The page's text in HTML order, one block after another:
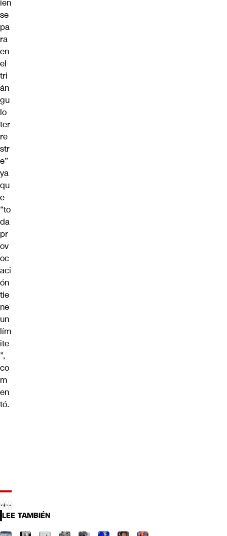
ien
se
pa
ra
en
el
tri
án
gu
lo
ter
re
str
e”
ya
qu
e
“to
da
pr
ov
oc
aci
ón
tie
ne
un
lím
ite
”,
co
m
en
tó.
LEE TAMBIÉN